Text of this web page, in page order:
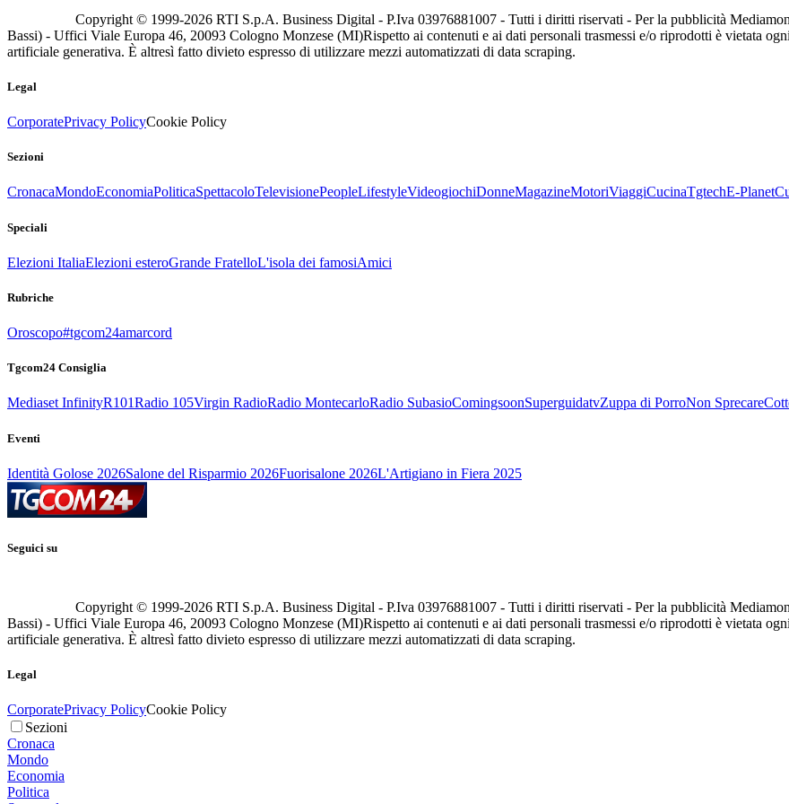
Copyright © 1999-2026 RTI S.p.A. Business Digital - P.Iva 03976881007 - Tutti i diritti riservati - Per la pubblicità
Bassi) - Uffici Viale Europa 46, 20093 Cologno Monzese (MI)Rispetto ai contenuti e ai dati personali trasmessi e/o riprodotti è vietata
artificiale generativa. È altresì fatto divieto espresso di utilizzare mezzi automatizzati di data scraping.
Legal
CorporatePrivacy PolicyCookie Policy
Sezioni
CronacaMondoEconomiaPoliticaSpettacoloTelevisionePeopleLifestyleVideogiochiDonneMagazineMotoriViaggiCucinaTgtechE-Planet
Speciali
Elezioni ItaliaElezioni esteroGrande FratelloL'isola dei famosiAmici
Rubriche
Oroscopo#tgcom24amarcord
Tgcom24 Consiglia
Mediaset InfinityR101Radio 105Virgin RadioRadio MontecarloRadio SubasioComingsoonSuperguidatvZuppa di PorroNon Sprecare
Eventi
Identità Golose 2026Salone del Risparmio 2026Fuorisalone 2026L'Artigiano in Fiera 2025
Seguici su
Copyright © 1999-2026 RTI S.p.A. Business Digital - P.Iva 03976881007 - Tutti i diritti riservati - Per la pubblicità
Bassi) - Uffici Viale Europa 46, 20093 Cologno Monzese (MI)Rispetto ai contenuti e ai dati personali trasmessi e/o riprodotti è vietata
artificiale generativa. È altresì fatto divieto espresso di utilizzare mezzi automatizzati di data scraping.
Legal
CorporatePrivacy PolicyCookie Policy
Sezioni
Cronaca
Mondo
Economia
Politica